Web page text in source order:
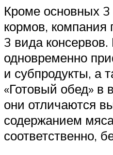
Кроме основных
кормов, компания
3 вида
одновременно
и субпродукты, а
«Готовый обед» в
они отличаются
содержанием
соответственно,